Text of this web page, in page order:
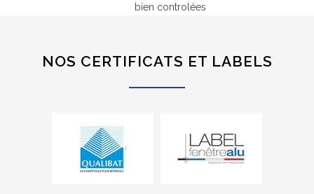
bien controlées
NOS CERTIFICATS ET LABELS